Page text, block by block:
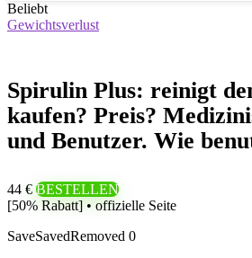
Beliebt
Gewichtsverlust
Spirulin Plus: reinigt
kaufen? Preis?
und Benutzer. Wie
44 € BESTELLEN
[50% Rabatt] • offizielle Seite
SaveSavedRemoved 0